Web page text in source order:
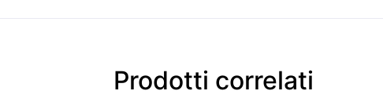
Prodotti correlati